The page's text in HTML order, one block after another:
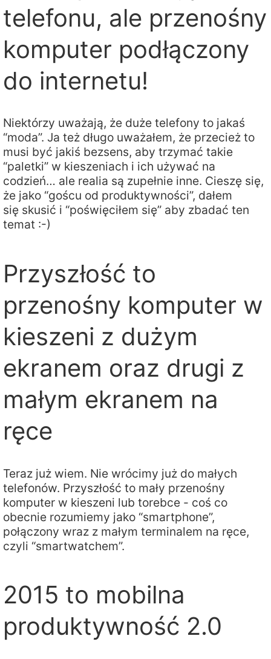
telefonu, ale przenośny
komputer podłączony
do internetu!
Niektórzy uważają, że duże telefony to jakaś
“moda”. Ja też długo uważałem, że przecież to
musi być jakiś bezsens, aby trzymać takie
“paletki” w kieszeniach i ich używać na
codzień… ale realia są zupełnie inne. Cieszę się,
że jako “goścu od produktywności”, dałem
się skusić i “poświęciłem się” aby zbadać ten
temat :-)
Przyszłość to
przenośny komputer w
kieszeni z dużym
ekranem oraz drugi z
małym ekranem na
ręce
Teraz już wiem. Nie wrócimy już do małych
telefonów. Przyszłość to mały przenośny
komputer w kieszeni lub torebce - coś co
obecnie rozumiemy jako “smartphone”,
połączony wraz z małym terminalem na ręce,
czyli “smartwatchem”.
2015 to mobilna
produktywność 2.0